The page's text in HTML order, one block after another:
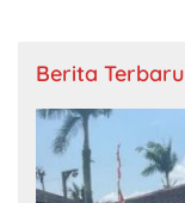
Berita Terbaru